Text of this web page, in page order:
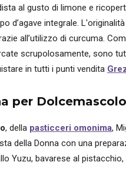
al gusto di limone e
d’agave integrale.
all’utilizzo di curcuma.
scrupolosamente, sono
in tutti i punti vendita
per Dolcemascolo
, della pasticceri omonima,
della Donna con una
Yuzu, bavarese al